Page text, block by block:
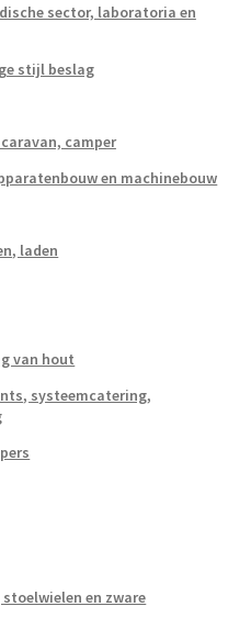
sector, laboratoria en
stijl beslag
camper
en machinebouw
laden
van hout
systeemcatering,
en zware